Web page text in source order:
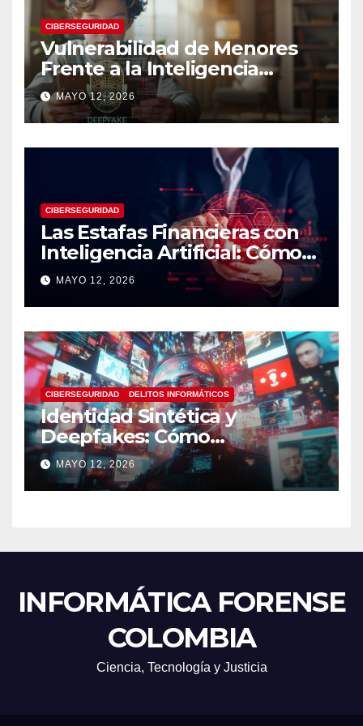
CIBERSEGURIDAD
Vulnerabilidad de Menores
Frente a la Inteligencia
Artificial: Riesgos Digitales,
Manipulación y Protección
Tecnológica
MAYO 12, 2026
CIBERSEGURIDAD
Las Estafas Financieras con
Inteligencia Artificial: Cómo
Operan, Cómo Detectarlas y
Cómo Protegerse
MAYO 12, 2026
CIBERSEGURIDAD DELITOS INFORMÁTICOS
Identidad Sintética y
Deepfakes: Cómo
Detectarlos y Qué
Herramientas Utilizar en
Investigaciones Digitales
MAYO 12, 2026
INFORMÁTICA FORENSE
COLOMBIA
Ciencia, Tecnología y Justicia